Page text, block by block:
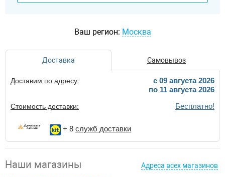
Ваш регион: Москва
Доставка Самовывоз
Доставим по адресу:
c 09 августа 2026
по 11 августа 2026
Стоимость доставки: Бесплатно!
+ 8 служб доставки
Наши магазины Адреса всех магазинов